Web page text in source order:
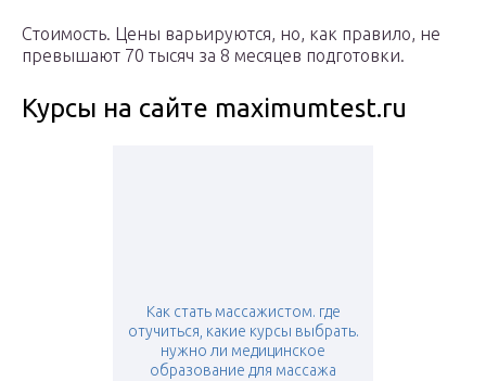
Стоимость. Цены варьируются, но, как правило, не
превышают 70 тысяч за 8 месяцев подготовки.
Курсы на сайте maximumtest.ru
Как стать массажистом. где
отучиться, какие курсы выбрать.
нужно ли медицинское
образование для массажа